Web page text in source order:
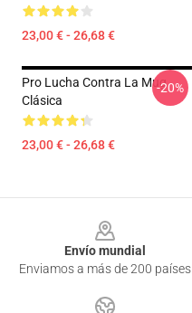
23,00 € - 26,68 €
Pro Lucha Contra La Mug
Clásica
23,00 € - 26,68 €
-20%
Envío mundial
Enviamos a más de 200 países